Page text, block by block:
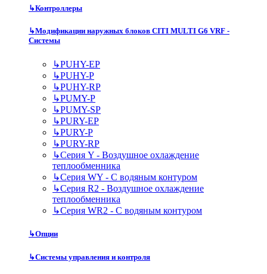
↳Контроллеры
↳Модификации наружных блоков CITI MULTI G6 VRF -
Системы
↳PUHY-EP
↳PUHY-P
↳PUHY-RP
↳PUMY-P
↳PUMY-SP
↳PURY-EP
↳PURY-P
↳PURY-RP
↳Серия Y - Воздушное охлаждение
теплообменника
↳Серия WY - С водяным контуром
↳Серия R2 - Воздушное охлаждение
теплообменника
↳Серия WR2 - С водяным контуром
↳Опции
↳Системы управления и контроля